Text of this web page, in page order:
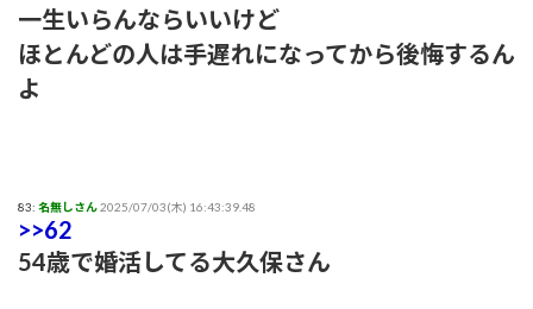
一生いらんならいいけど
ほとんどの人は手遅れになってから後悔するん
よ
83: 名無しさん2025/07/03(木) 16:43:39.48
>>62
54歳で婚活してる大久保さん